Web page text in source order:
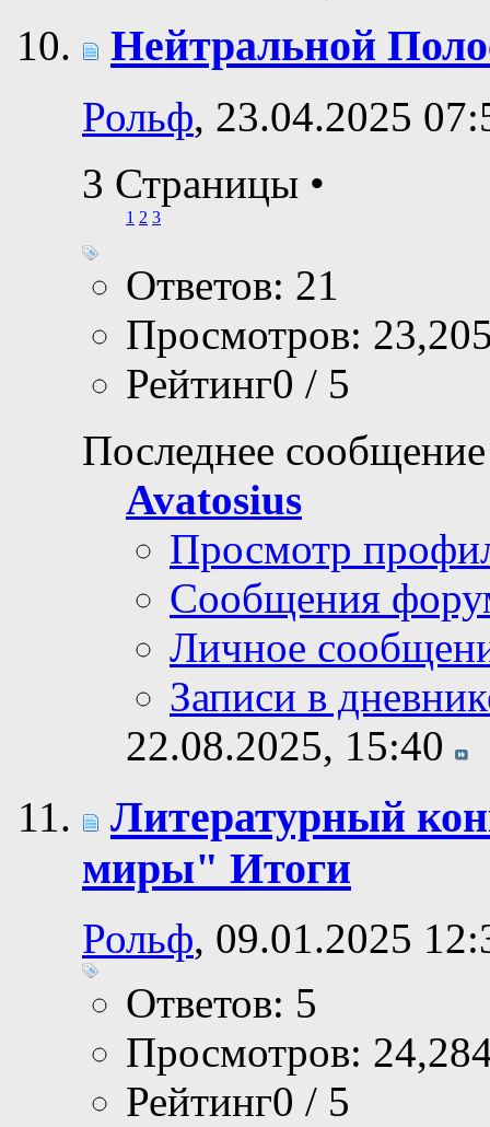
Нейтральной
Рольф, 23.04.2025
3 Страницы •
1 2 3
Ответов: 21
Просмотров:
Рейтинг0 / 5
Последнее
Avatosius
Просмотр
Сообщения
Личное
Записи в
22.08.2025, 15:40
Литературный
миры" Итоги
Рольф, 09.01.2025
Ответов: 5
Просмотров:
Рейтинг0 / 5